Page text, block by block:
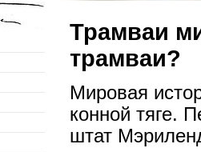
Трамваи
трамваи?
Мировая
конной тяге.
штат